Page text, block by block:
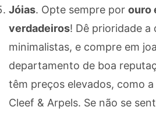
Jóias. Opte sempre por ouro
verdadeiros! Dê prioridade a
minimalistas, e compre em
departamento de boa
têm preços elevados, como a
Cleef & Arpels. Se não se